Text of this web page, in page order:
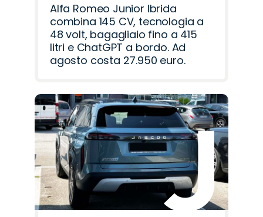
Alfa Romeo Junior Ibrida
combina 145 CV, tecnologia a
48 volt, bagagliaio fino a 415
litri e ChatGPT a bordo. Ad
agosto costa 27.950 euro.